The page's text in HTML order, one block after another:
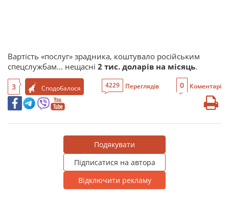
Вартість «послуг» зрадника, коштувало російським
спецслужбам... нещасні 2 тис. доларів на місяць.
3 Сподобалося 4229 Переглядів 0 Коментарі
Подякувати
Підписатися на автора
Відключити рекламу